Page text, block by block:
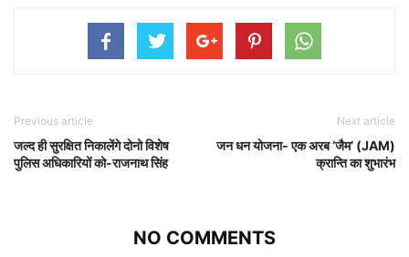
Previous article
जल्द ही सुरक्षित निकालेंगे दोनो विशेष
पुलिस अधिकारियों को-राजनाथ सिंह
Next article
जन धन योजना- एक अरब ‘जैम’ (JAM)
क्रान्ति का शुभारंभ
NO COMMENTS